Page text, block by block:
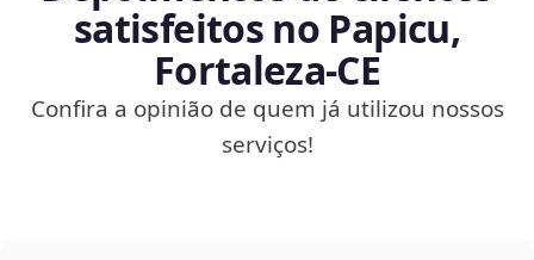
satisfeitos no Papicu,
Fortaleza‑CE
Confira a opinião de quem já utilizou nossos
serviços!